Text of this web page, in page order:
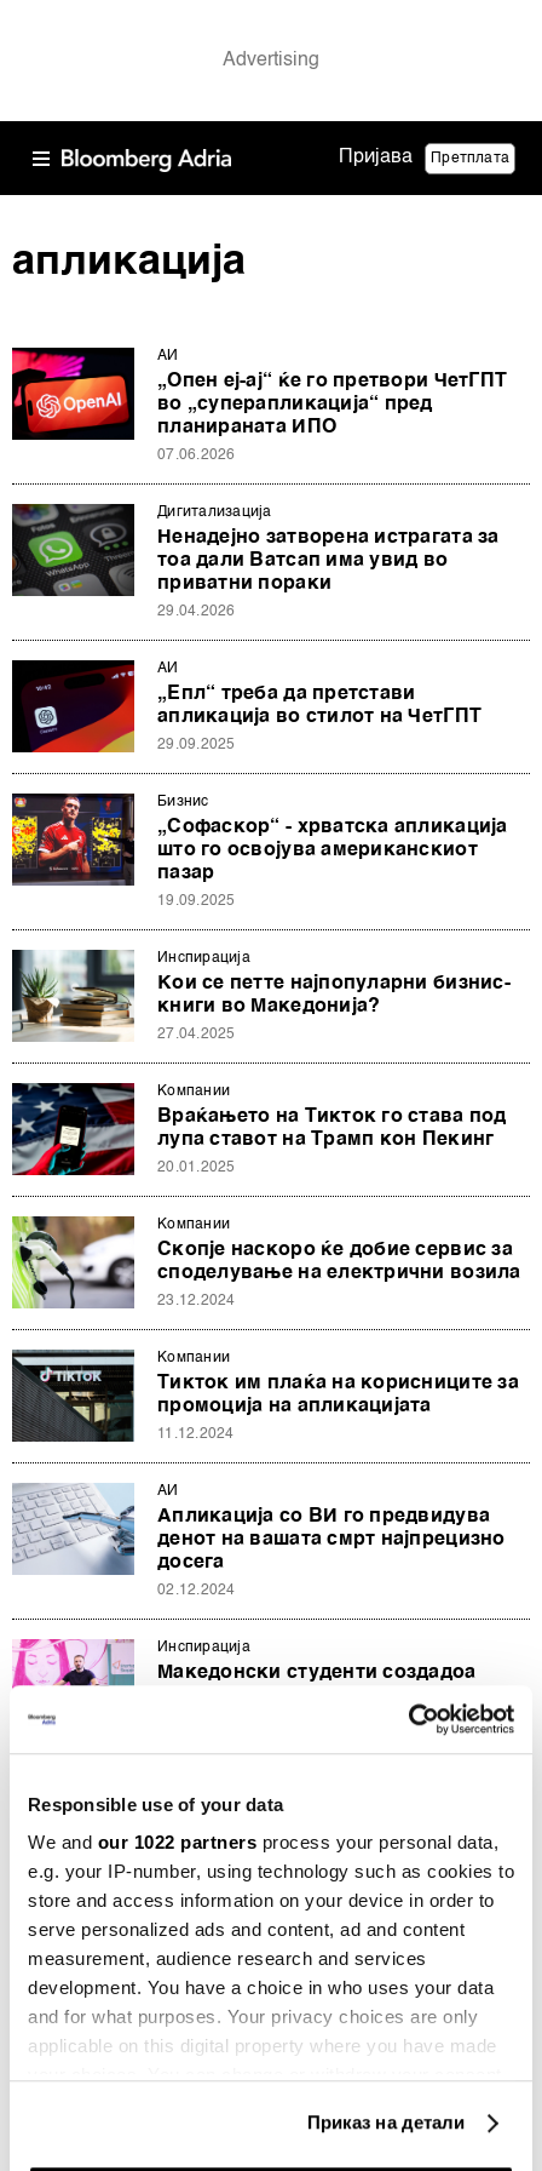
Responsible use of your data
We and our 1022 partners process your personal data,
e.g. your IP-number, using technology such as cookies to
store and access information on your device in order to
serve personalized ads and content, ad and content
measurement, audience research and services
development. You have a choice in who uses your data
and for what purposes. Your privacy choices are only
applicable on this digital property where you have made
Приказ на детали
Пријава Претплата
апликација
АИ
„Опен еј-ај“ ќе го претвори ЧетГПТ
во „суперапликација“ пред
планираната ИПО
07.06.2026
Дигитализација
Ненадејно затворена истрагата за
тоа дали Ватсап има увид во
приватни пораки
29.04.2026
АИ
„Епл“ треба да претстави
апликација во стилот на ЧетГПТ
29.09.2025
Бизнис
„Софаскор“ - хрватска апликација
што го освојува американскиот
пазар
19.09.2025
Инспирација
Кои се петте најпопуларни бизнис-
книги во Македонија?
27.04.2025
Компании
Враќањето на Тикток го става под
лупа ставот на Трамп кон Пекинг
20.01.2025
Компании
Скопје наскоро ќе добие сервис за
споделување на електрични возила
23.12.2024
Компании
Тикток им плаќа на корисниците за
промоција на апликацијата
11.12.2024
АИ
Апликација со ВИ го предвидува
денот на вашата смрт најпрецизно
досега
02.12.2024
Инспирација
Македонски студенти создадоа
Компании
толку многу ги загрижува владите?
27.08.2024
Општо
Броите чекори и калории? Време е
да ги броите и емисиите на ЦО2
13.08.2024
поттикнуваше подолго седење пред